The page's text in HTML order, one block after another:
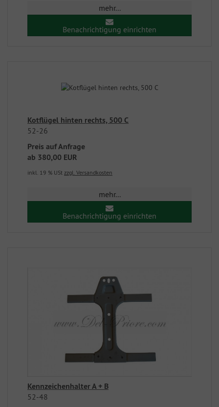
mehr...
Benachrichtigung einrichten
Kotflügel hinten rechts, 500 C
52-26
Preis auf Anfrage
ab 380,00 EUR
inkl. 19 % USt zzgl. Versandkosten
mehr...
Benachrichtigung einrichten
Kennzeichenhalter A + B
52-48